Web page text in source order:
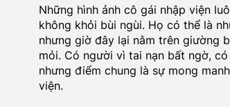
Những hình ảnh cô gái nhập viện
không khỏi bùi ngùi. Họ có thể là
nhưng giờ đây lại nằm trên giường
mỏi. Có người vì tai nạn bất ngờ,
nhưng điểm chung là sự mong
viện.